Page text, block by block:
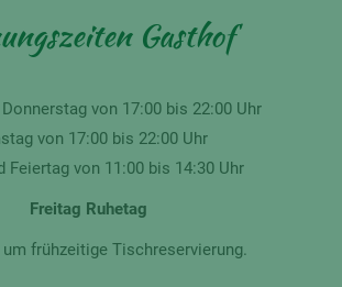
Gasthof
von 17:00 bis 22:00 Uhr
von 17:00 bis 22:00 Uhr
Feiertag von 11:00 bis 14:30 Uhr
Freitag Ruhetag
frühzeitige Tischreservierung.